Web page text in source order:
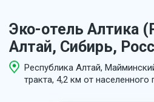
Эко-отель Алтика
Алтай, Сибирь,
Республика Алтай,
тракта, 4,2 км от